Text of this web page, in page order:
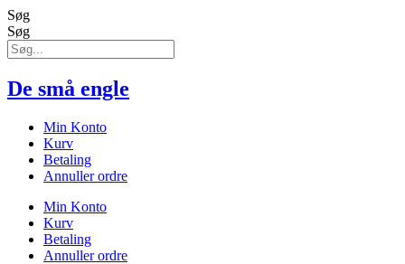
Søg
Søg
De små engle
Min Konto
Kurv
Betaling
Annuller ordre
Min Konto
Kurv
Betaling
Annuller ordre